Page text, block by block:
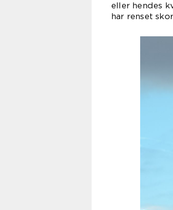
eller hendes
har renset